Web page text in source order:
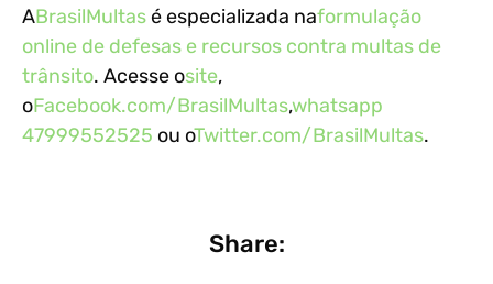
ABrasilMultasé especializada naformulação
online de defesas e recursos contra multas de
trânsito. Acesse osite,
oFacebook.com/BrasilMultas,whatsapp
47999552525 ou oTwitter.com/BrasilMultas.
Share: